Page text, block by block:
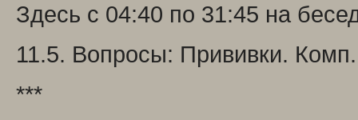
Здесь с 04:40 по 31:45 на
11.5. Вопросы: Прививки.
***